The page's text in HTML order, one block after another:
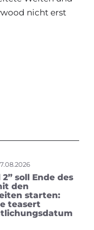
nicht erst
soll Ende des
den
starten:
teasert